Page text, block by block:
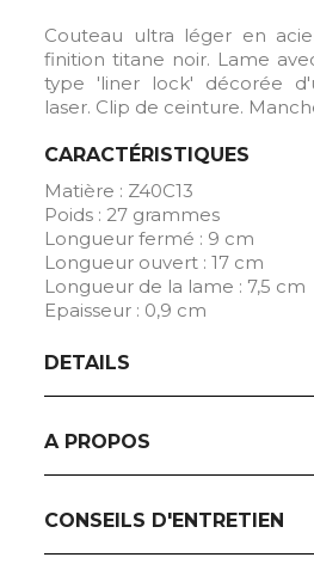
Couteau ultra léger en
finition titane noir. Lame
type 'liner lock' décorée
laser. Clip de ceinture.
CARACTÉRISTIQUES
Matière : Z40C13
Poids : 27 grammes
Longueur fermé : 9 cm
Longueur ouvert : 17 cm
Longueur de la lame : 7,5 cm
Epaisseur : 0,9 cm
DETAILS
A PROPOS
CONSEILS D'ENTRETIEN